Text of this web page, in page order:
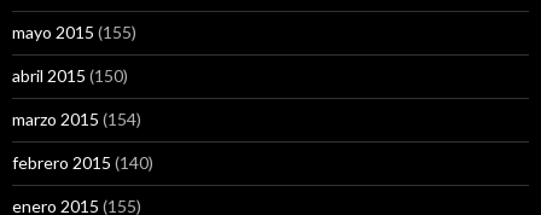
mayo 2015 (155)
abril 2015 (150)
marzo 2015 (154)
febrero 2015 (140)
enero 2015 (155)